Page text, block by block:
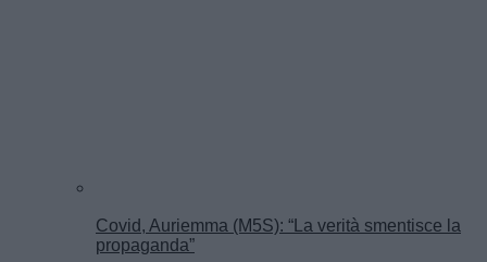
Covid, Auriemma (M5S): “La verità smentisce la
propaganda”